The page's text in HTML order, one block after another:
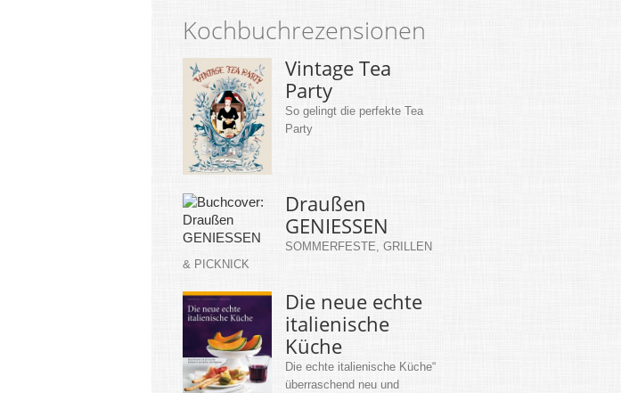
Kochbuchrezensionen
Vintage Tea
Party
So gelingt die perfekte Tea
Party
Draußen
GENIESSEN
SOMMERFESTE, GRILLEN
& PICKNICK
Die neue echte
italienische
Küche
Die echte italienische Küche“
überraschend neu und